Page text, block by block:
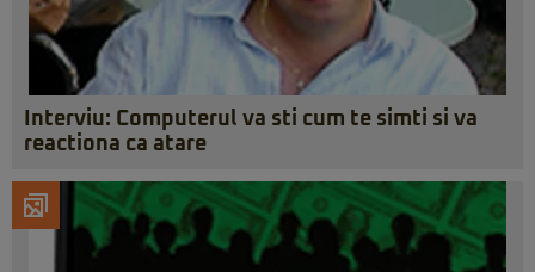
Interviu: Computerul va sti cum te simti si va
reactiona ca atare